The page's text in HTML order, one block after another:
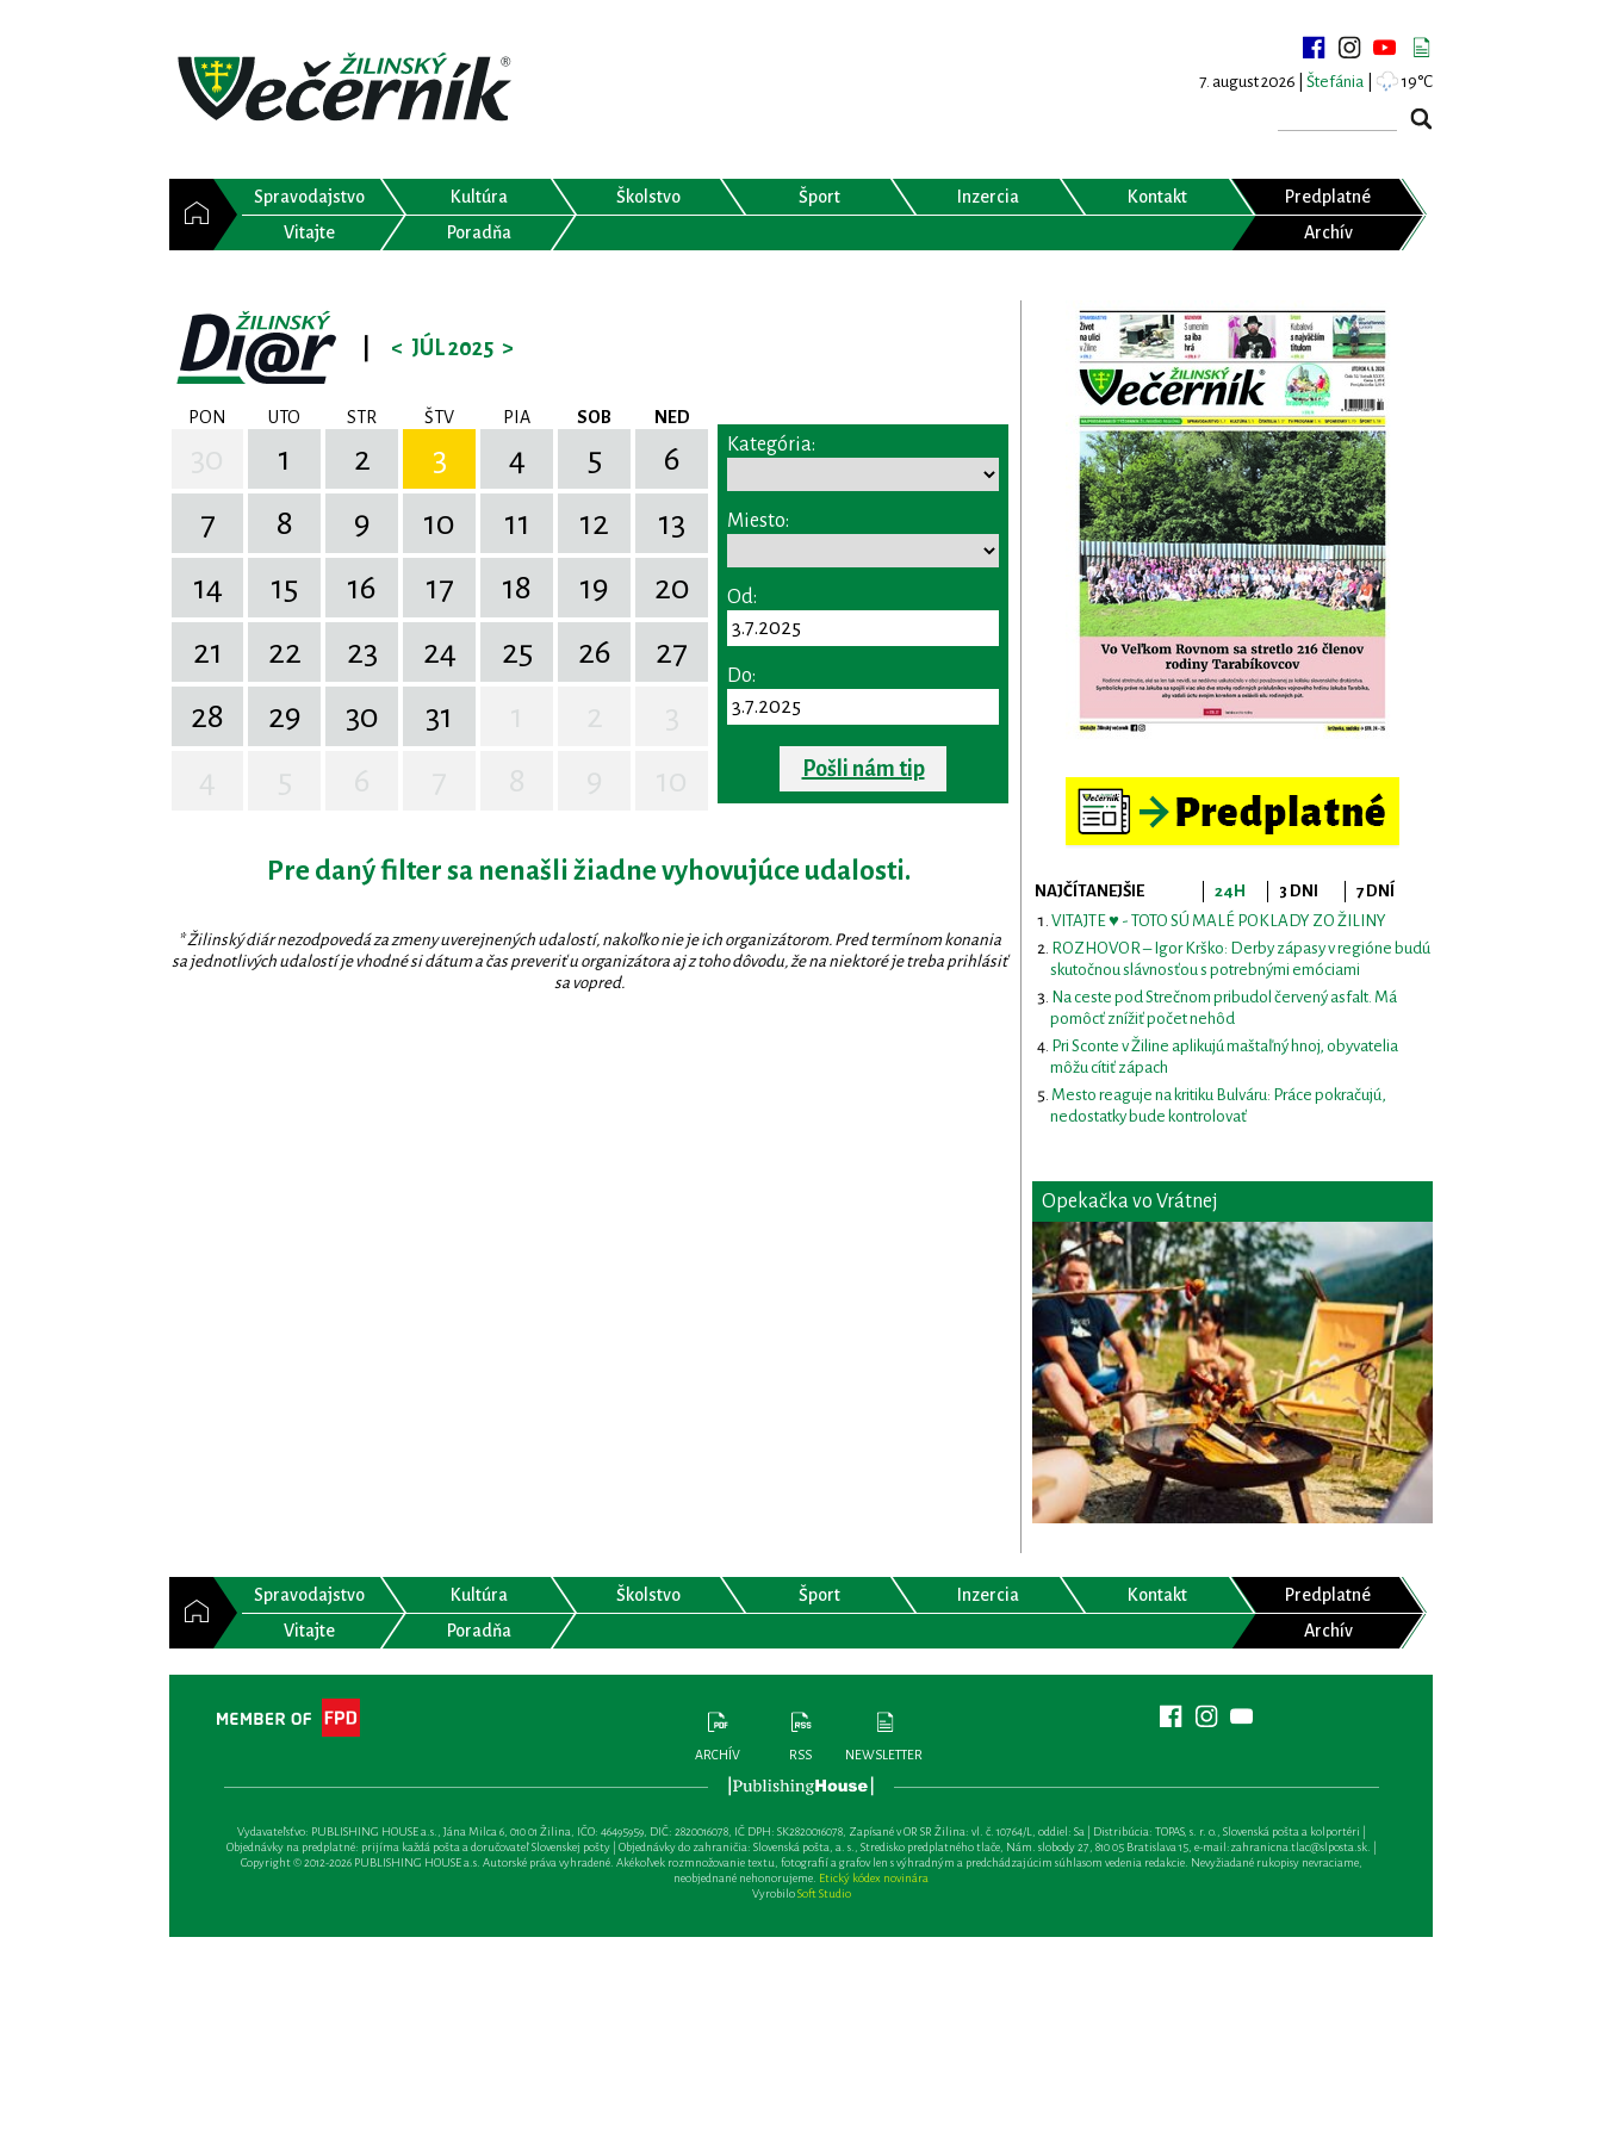
7. august 2026 | Štefánia 19°C
Spravodajstvo Kultúra Školstvo Šport Inzercia Kontakt
Predplatné
Vitajte
Poradňa Archív
< JÚL 2025 >
PON UTO STR ŠTV PIA SOB NED
1 2 3 4 5
6
7
8 9 10 11 12
13
14
15 16 17 18 19
20
21
22 23 24 25 26
27
28
29 30 31
Kategória:
Miesto:
Od:
Do:
Pošli nám tip
Pre daný filter sa nenašli žiadne vyhovujúce udalosti.
* Žilinský diár nezodpovedá za zmeny uverejnených udalostí, nakoľko nie je ich organizátorom. Pred termínom konania
sa jednotlivých udalostí je vhodné si dátum a čas preveriť u organizátora aj z toho dôvodu, že na niektoré je treba prihlásiť
sa vopred.
NAJČÍTANEJŠIE 24H 3 DNI
7 DNÍ
VITAJTE ♥ - TOTO SÚ MALÉ POKLADY ZO ŽILINY
ROZHOVOR – Igor Krško: Derby zápasy v regióne budú
skutočnou slávnosťou s potrebnými emóciami
Na ceste pod Strečnom pribudol červený asfalt. Má
pomôcť znížiť počet nehôd
Pri Sconte v Žiline aplikujú maštaľný hnoj, obyvatelia
môžu cítiť zápach
Mesto reaguje na kritiku Bulváru: Práce pokračujú,
nedostatky bude kontrolovať
Opekačka vo Vrátnej
Spravodajstvo Kultúra Školstvo Šport Inzercia Kontakt
Predplatné
Vitajte
Poradňa Archív
ARCHÍV RSS NEWSLETTER
Vydavateľsťvo: PUBLISHING HOUSE a.s., Jána Milca 6, 010 01 Žilina, IČO: 46495959, DIČ: 2820016078, IČ DPH: SK2820016078, Zapísané v OR SR Žilina: vl. č. 10764/L, oddiel: Sa | Distribúcia: TOPAS, s. r. o., Slovenská pošta a kolportéri |
Objednávky na predplatné: prijíma každá pošta a doručovateľ Slovenskej pošty | Objednávky do zahraničia: Slovenská pošta, a. s., Stredisko predplatného tlače, Nám. slobody 27, 810 05 Bratislava 15, e-mail:zahranicna.tlac@slposta.sk. |
Copyright © 2012-2026 PUBLISHING HOUSE a.s. Autorské práva vyhradené. Akékoľvek rozmnožovanie textu, fotografií a grafov len s výhradným a predchádzajúcim súhlasom vedenia redakcie. Nevyžiadané rukopisy nevraciame,
neobjednané nehonorujeme. Etický kódex novinára
VyrobiloSoft Studio